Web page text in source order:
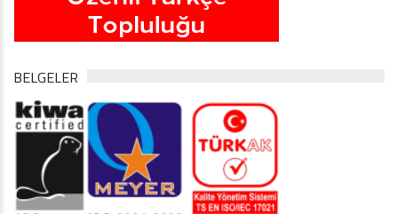
BELGELER